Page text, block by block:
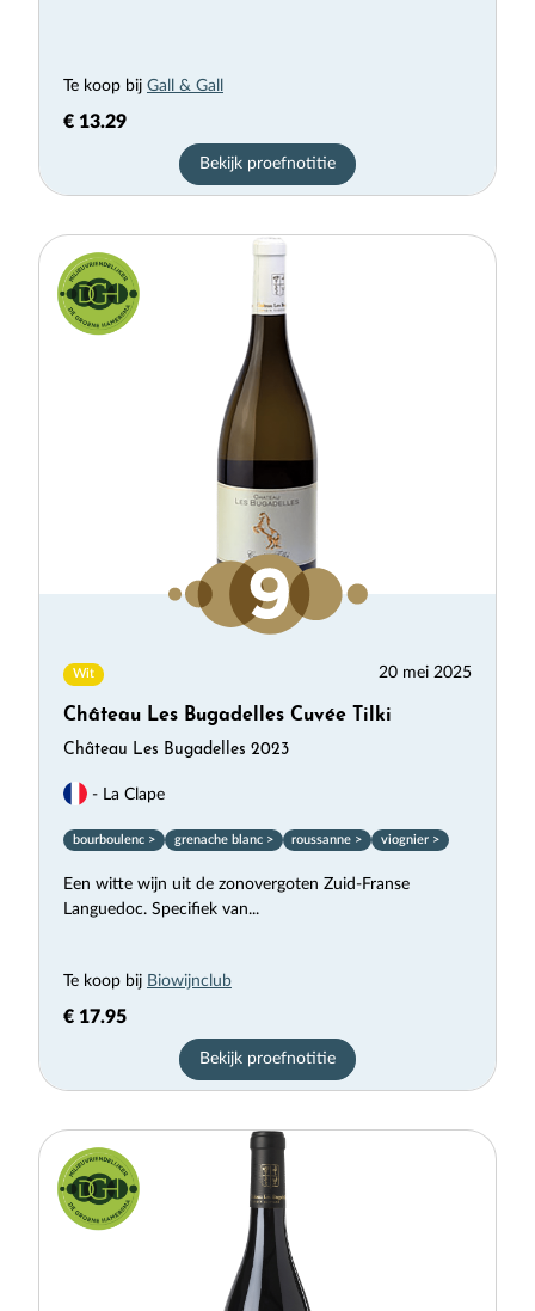
Te koop bij Gall & Gall
€ 13.29
Bekijk proefnotitie
Wit 20 mei 2025
Château Les Bugadelles Cuvée Tilki
Château Les Bugadelles 2023
- La Clape
bourboulenc > grenache blanc > roussanne > viognier >
Een witte wijn uit de zonovergoten Zuid-Franse
Languedoc. Specifiek van...
Te koop bij Biowijnclub
€ 17.95
Bekijk proefnotitie